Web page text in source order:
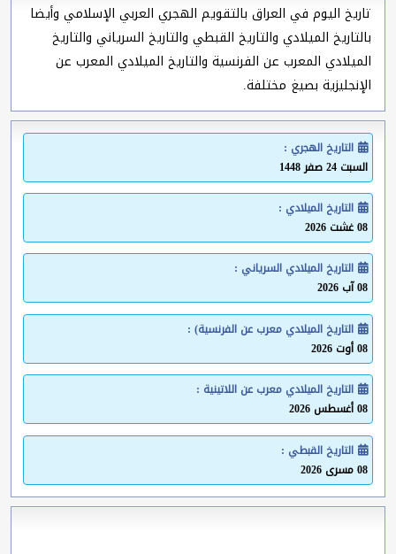
تاريخ اليوم في العراق بالتقويم الهجري العربي الإسلامي وأيضا
بالتاريخ الميلادي والتاريخ القبطي والتاريخ السرياني والتاريخ
الميلادي المعرب عن الفرنسية والتاريخ الميلادي المعرب عن
الإنجليزية بصيغ مختلفة.
التاريخ الهجري :
السبت 24 صفر 1448
التاريخ الميلادي :
08 غشت 2026
التاريخ الميلادي السرياني :
08 آب 2026
التاريخ الميلادي معرب عن الفرنسية) :
08 أوت 2026
التاريخ الميلادي معرب عن اللاتينية :
08 أغسطس 2026
التاريخ القبطي :
08 مسرى 2026